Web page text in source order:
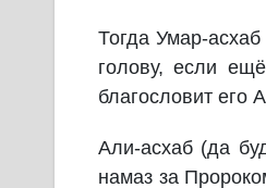
Тогда Умар-
голову, если
благословит его
Али-асхаб (да
намаз за